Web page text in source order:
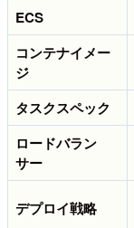
ECS
コンテナイメー
ジ
タスクスペック
ロードバラン
サー
デプロイ戦略